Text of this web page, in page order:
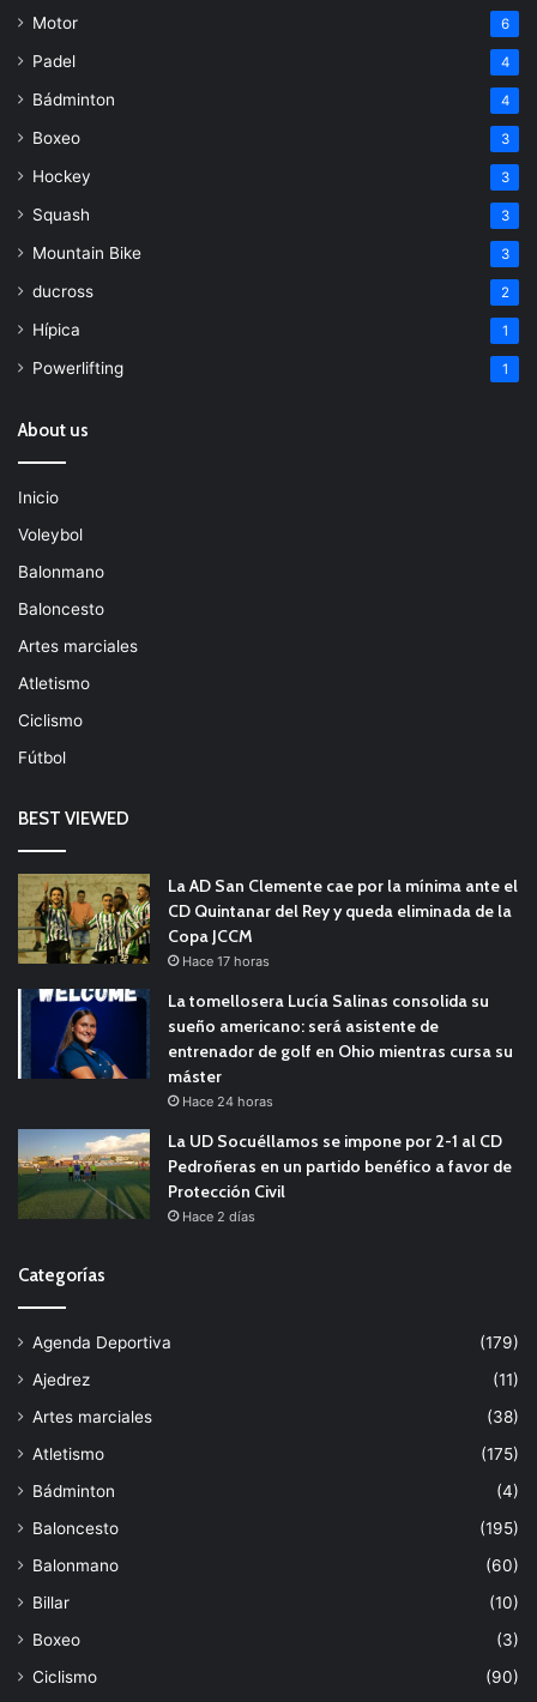
Motor 6
Padel 4
Bádminton 4
Boxeo 3
Hockey 3
Squash 3
Mountain Bike 3
ducross 2
Hípica 1
Powerlifting 1
About us
Inicio
Voleybol
Balonmano
Baloncesto
Artes marciales
Atletismo
Ciclismo
Fútbol
BEST VIEWED
La AD San Clemente cae por la mínima ante el
CD Quintanar del Rey y queda eliminada de la
Copa JCCM
Hace 17 horas
La tomellosera Lucía Salinas consolida su
sueño americano: será asistente de
entrenador de golf en Ohio mientras cursa su
máster
Hace 24 horas
La UD Socuéllamos se impone por 2-1 al CD
Pedroñeras en un partido benéfico a favor de
Protección Civil
Hace 2 días
Categorías
Agenda Deportiva
(179)
Ajedrez
(11)
Artes marciales
(38)
Atletismo
(175)
Bádminton
(4)
Baloncesto
(195)
Balonmano
(60)
Billar
(10)
Boxeo
(3)
Ciclismo
(90)